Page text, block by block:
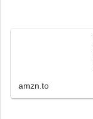
amzn.to